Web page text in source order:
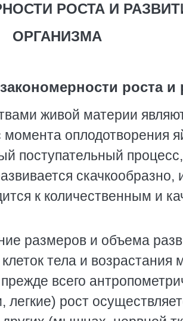
РОСТА И
ОРГАНИЗМА
роста и
живой материи
оплодотворения
поступательный
к количественным и
размеров и объема
тела и возрастания
всего
легкие) рост